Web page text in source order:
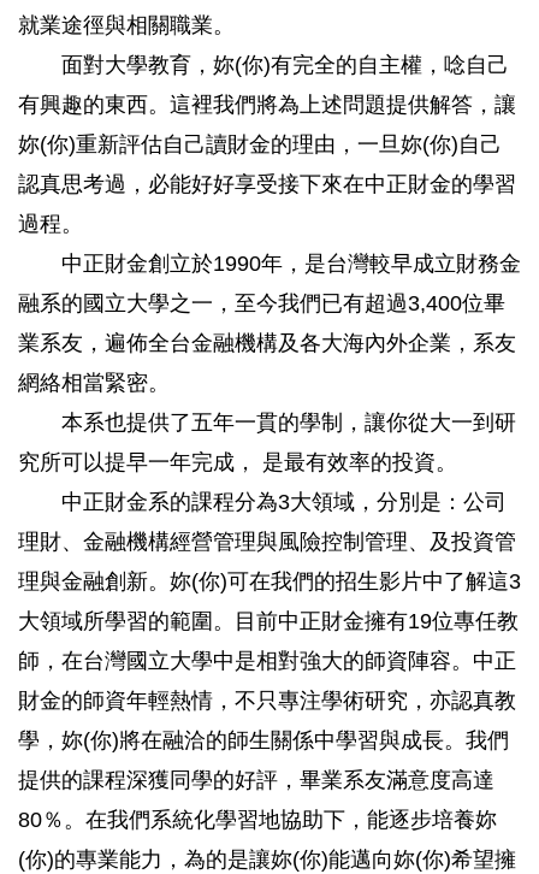
就業途徑與相關職業。
面對大學教育，妳(你)有完全的自主權，唸自己
有興趣的東西。這裡我們將為上述問題提供解答，讓
妳(你)重新評估自己讀財金的理由，一旦妳(你)自己
認真思考過，必能好好享受接下來在中正財金的學習
過程。
中正財金創立於1990年，是台灣較早成立財務金
融系的國立大學之一，至今我們已有超過3,400位畢
業系友，遍佈全台金融機構及各大海內外企業，系友
網絡相當緊密。
本系也提供了五年一貫的學制，讓你從大一到研
究所可以提早一年完成， 是最有效率的投資。
中正財金系的課程分為3大領域，分別是：公司
理財、金融機構經營管理與風險控制管理、及投資管
理與金融創新。妳(你)可在我們的招生影片中了解這3
大領域所學習的範圍。目前中正財金擁有19位專任教
師，在台灣國立大學中是相對強大的師資陣容。中正
財金的師資年輕熱情，不只專注學術研究，亦認真教
學，妳(你)將在融洽的師生關係中學習與成長。我們
提供的課程深獲同學的好評，畢業系友滿意度高達
80％。在我們系統化學習地協助下，能逐步培養妳
(你)的專業能力，為的是讓妳(你)能邁向妳(你)希望擁